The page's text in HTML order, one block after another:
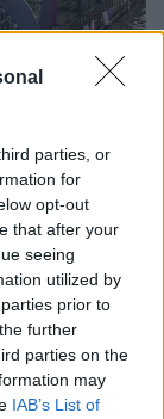
parties, or
for
opt-out
that after your
seeing
utilized by
prior to
further
parties on the
may
IAB’s List of
12/11/2025
Happens on